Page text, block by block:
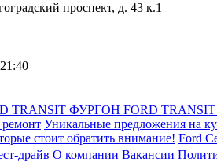
проспект, д. 43 к.1
TRANSIT ФУРГОН FORD
Уникальные предложения на
стоит обратить внимание! Ford
драйв О компании Вакансии